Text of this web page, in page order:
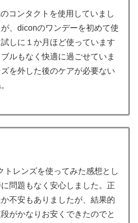
コンタクトを使用していまし
、diconのワンデーを初めて使
しに１か月ほど使っています
ルもなく快適に過ごせていま
を外した後のケアが必要ない
トレンズを使ってみた感想とし
問題もなく安心しました。正
不安もありましたが、結果的
がかなりお安くできたのでと